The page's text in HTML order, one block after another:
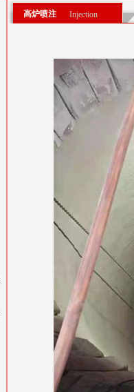
高炉喷注 Injection